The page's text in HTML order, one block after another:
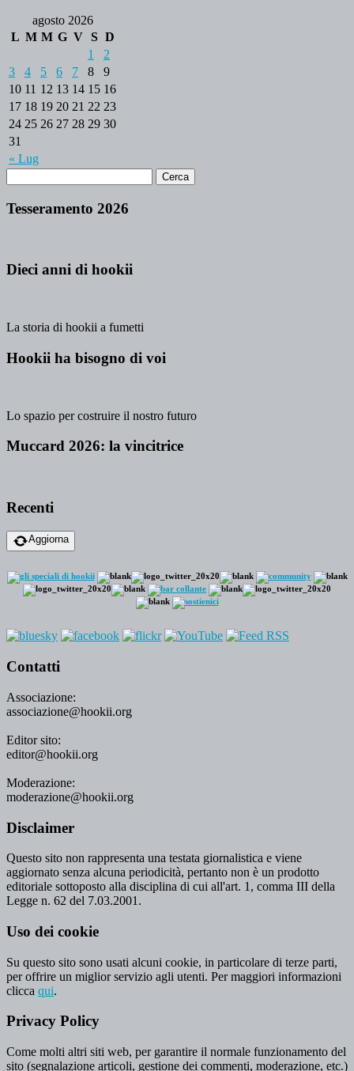
agosto 2026
L M M G V S D
« Lug
1
2
3
4 5 6 7 8
9
10 11 12 13 14 15 16
17 18 19 20 21 22 23
24 25 26 27 28 29 30
31
Tesseramento 2026
Dieci anni di hookii
La storia di hookii a fumetti
Hookii ha bisogno di voi
Lo spazio per costruire il nostro futuro
Muccard 2026: la vincitrice
Recenti
Aggiorna
Contatti
Associazione:
associazione@hookii.org
Editor sito:
editor@hookii.org
Moderazione:
moderazione@hookii.org
Disclaimer
Questo sito non rappresenta una testata giornalistica e viene
aggiornato senza alcuna periodicità, pertanto non è un prodotto
editoriale sottoposto alla disciplina di cui all'art. 1, comma III della
Legge n. 62 del 7.03.2001.
Uso dei cookie
Su questo sito sono usati alcuni cookie, in particolare di terze parti,
per offrire un miglior servizio agli utenti. Per maggiori informazioni
clicca qui.
Privacy Policy
Come molti altri siti web, per garantire il normale funzionamento del
sito (segnalazione articoli, gestione dei commenti, moderazione, etc.)